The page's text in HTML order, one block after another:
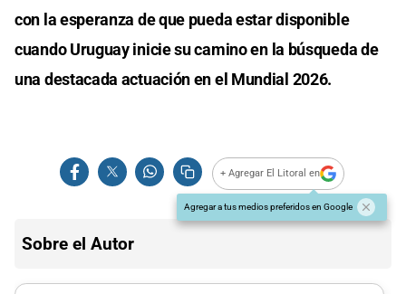
con la esperanza de que pueda estar disponible
cuando Uruguay inicie su camino en la búsqueda de
una destacada actuación en el Mundial 2026.
+ Agregar El Litoral en
Agregar a tus medios preferidos en Google
Sobre el Autor